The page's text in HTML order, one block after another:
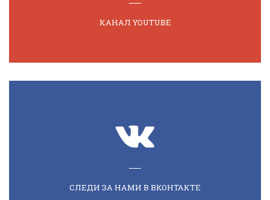
КАНАЛ YOUTUBE
СЛЕДИ ЗА НАМИ В ВКОНТАКТЕ